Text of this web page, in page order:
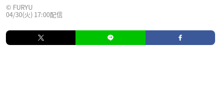
© FURYU
04/30(火) 17:00配信